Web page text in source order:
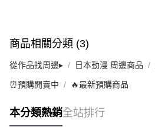
商品相關分類 (3)
從作品找周邊▸ 日本動漫 周邊商品
⏰預購開賣中 🔥最新預購商品
本分類熱銷全站排行